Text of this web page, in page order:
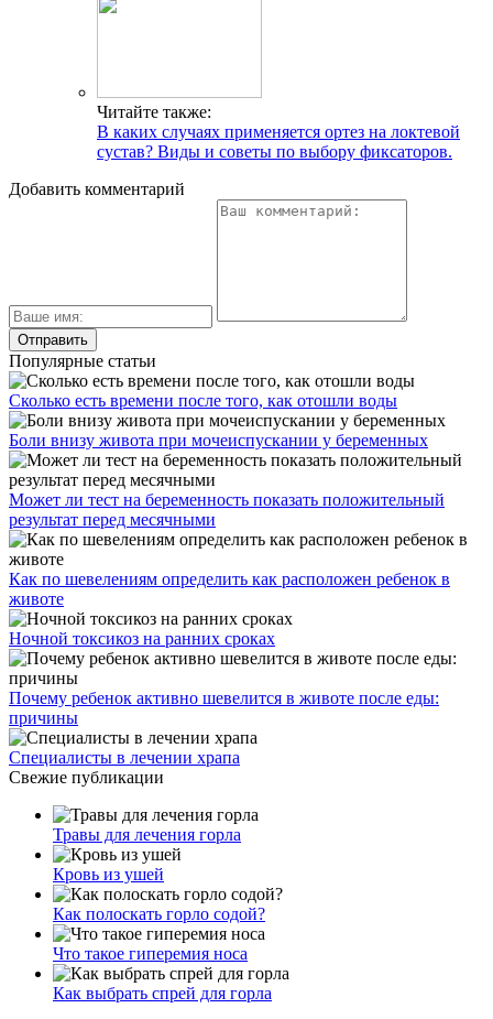
Читайте также:
В каких случаях применяется ортез на локтевой
сустав? Виды и советы по выбору фиксаторов.
Добавить комментарий
Популярные статьи
Сколько есть времени после того, как отошли воды
Боли внизу живота при мочеиспускании у беременных
Может ли тест на беременность показать положительный
результат перед месячными
Как по шевелениям определить как расположен ребенок в
животе
Ночной токсикоз на ранних сроках
Почему ребенок активно шевелится в животе после еды:
причины
Специалисты в лечении храпа
Свежие публикации
Травы для лечения горла
Кровь из ушей
Как полоскать горло содой?
Что такое гиперемия носа
Как выбрать спрей для горла